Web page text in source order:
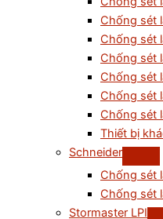
Chống sét
Chống sét
Chống sét
Chống sét
Chống sét
Chống sét
Thiết bị
Schneider
Chống sét
Chống sét
Stormaster LPI